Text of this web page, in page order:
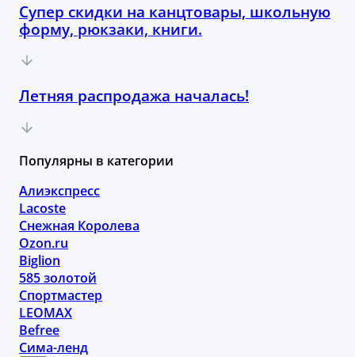
Супер скидки на канцтовары, школьную
форму, рюкзаки, книги.
Летняя распродажа началась!
Популярны в категории
Алиэкспресс
Lacoste
Снежная Королева
Ozon.ru
Biglion
585 золотой
Спортмастер
LEOMAX
Befree
Сима-ленд